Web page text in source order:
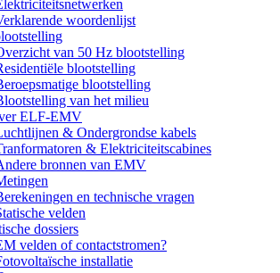
woordenlijst
van 50 Hz blootstelling
blootstelling
blootstelling
van het milieu
ELF-EMV
& Ondergrondse kabels
& Elektriciteitscabines
bronnen van EMV
en technische vragen
velden
dossiers
velden of contactstromen?
installatie